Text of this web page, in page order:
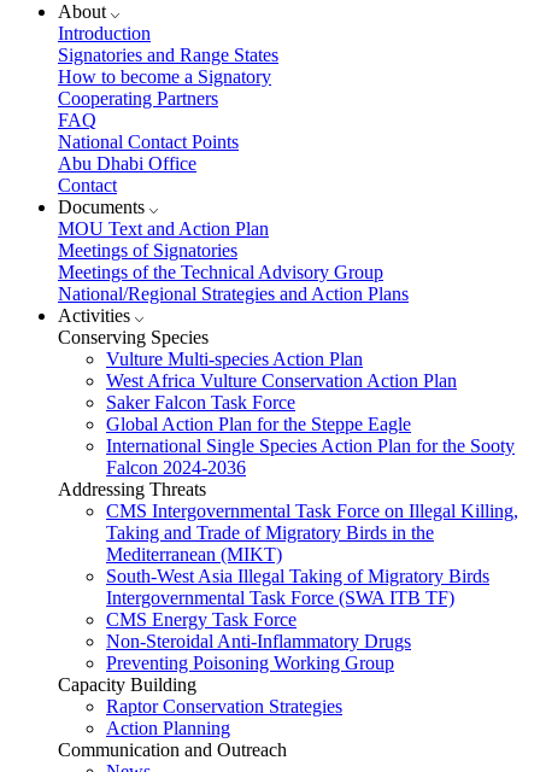
About
Introduction
Signatories and Range States
How to become a Signatory
Cooperating Partners
FAQ
National Contact Points
Abu Dhabi Office
Contact
Documents
MOU Text and Action Plan
Meetings of Signatories
Meetings of the Technical Advisory Group
National/Regional Strategies and Action Plans
Activities
Conserving Species
Vulture Multi-species Action Plan
West Africa Vulture Conservation Action Plan
Saker Falcon Task Force
Global Action Plan for the Steppe Eagle
International Single Species Action Plan for the Sooty
Falcon 2024-2036
Addressing Threats
CMS Intergovernmental Task Force on Illegal Killing,
Taking and Trade of Migratory Birds in the
Mediterranean (MIKT)
South-West Asia Illegal Taking of Migratory Birds
Intergovernmental Task Force (SWA ITB TF)
CMS Energy Task Force
Non-Steroidal Anti-Inflammatory Drugs
Preventing Poisoning Working Group
Capacity Building
Raptor Conservation Strategies
Action Planning
Communication and Outreach